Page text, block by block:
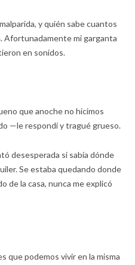
y quién sabe cuantos
Afortunadamente mi garganta
en sonidos.
que anoche no hicimos
—le respondí y tragué grueso.
desesperada si sabía dónde
Se estaba quedando donde
de la casa, nunca me explicó
que podemos vivir en la misma